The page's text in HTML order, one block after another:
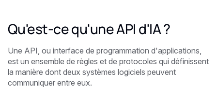
Qu'est-ce qu'une API d'IA ?
Une API, ou interface de programmation d'applications,
est un ensemble de règles et de protocoles qui définissent
la manière dont deux systèmes logiciels peuvent
communiquer entre eux.